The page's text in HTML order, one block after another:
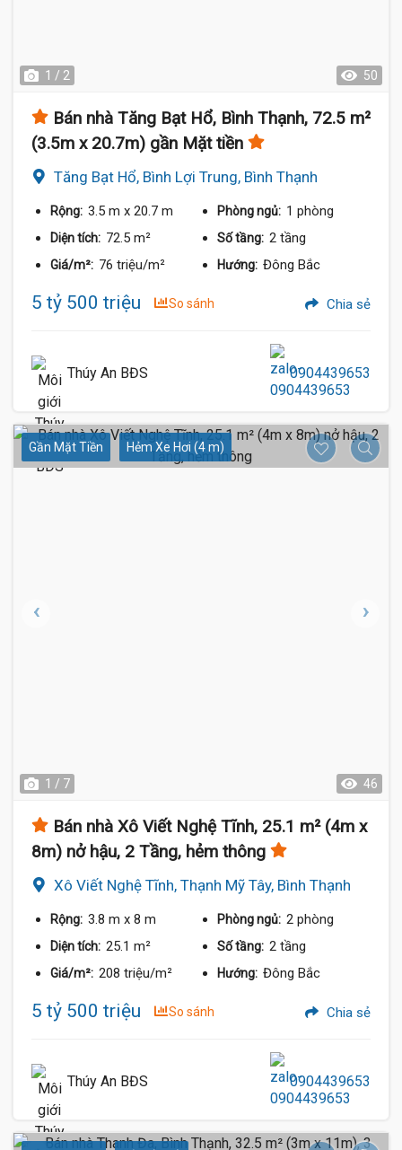
1 / 2 50
Bán nhà Tăng Bạt Hổ, Bình Thạnh, 72.5 m²
(3.5m x 20.7m) gần Mặt tiền
Tăng Bạt Hổ, Bình Lợi Trung, Bình Thạnh
Rộng: 3.5 m x 20.7 m Phòng ngủ: 1 phòng
Diện tích: 72.5 m² Số tầng: 2 tầng
Giá/m²: 76 triệu/m² Hướng: Đông Bắc
5 tỷ 500 triệu So sánh Chia sẻ
Thúy An BĐS 0904439653
Gần Mặt Tiền Hẻm Xe Hơi (4 m)
1 / 7 46
Bán nhà Xô Viết Nghệ Tĩnh, 25.1 m² (4m x
8m) nở hậu, 2 Tầng, hẻm thông
Xô Viết Nghệ Tĩnh, Thạnh Mỹ Tây, Bình Thạnh
Rộng: 3.8 m x 8 m Phòng ngủ: 2 phòng
Diện tích: 25.1 m² Số tầng: 2 tầng
Giá/m²: 208 triệu/m² Hướng: Đông Bắc
5 tỷ 500 triệu So sánh Chia sẻ
Thúy An BĐS 0904439653